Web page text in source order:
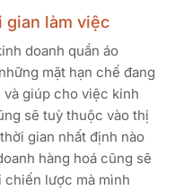
gian làm việc
doanh quần áo
mặt hạn chế đang
giúp cho việc kinh
sẽ tuỳ thuộc vào thị
gian nhất định nào
hàng hoá cũng sẽ
chiến lược mà mình